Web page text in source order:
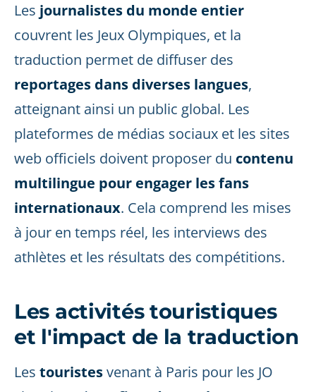
Les journalistes du monde entier
couvrent les Jeux Olympiques, et la
traduction permet de diffuser des
reportages dans diverses langues,
atteignant ainsi un public global. Les
plateformes de médias sociaux et les sites
web officiels doivent proposer du contenu
multilingue pour engager les fans
internationaux. Cela comprend les mises
à jour en temps réel, les interviews des
athlètes et les résultats des compétitions.
Les activités touristiques
et l'impact de la traduction
Les touristesvenant à Paris pour les JO